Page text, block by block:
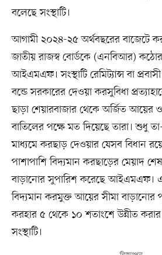
বলেছে সংস্থাটি।
আগামী ২০২৪-২৫ অর্থবছরের বাজেটে
জাতীয় রাজস্ব বোর্ডকে (এনবিআর) কঠোর
আইএমএফ। সংস্থাটি রেমিট্যান্স বা
বন্ডে সরকারের দেওয়া করসুবিধা
ছাড়া শেয়ারবাজার থেকে অর্জিত
বাতিলের পক্ষে মত দিয়েছে তারা। শুধু
মাধ্যমে করছাড় দেওয়ার যেসব বিধান
পাশাপাশি বিদ্যমান করছাড়ের মেয়াদ
বাড়ানোর সুপারিশ করেছে আইএমএফ। এ
বিদ্যমান করমুক্ত আয়ের সীমা বাড়ানোর
করহার ৫ থেকে ১০ শতাংশে উন্নীত করার
সংস্থাটি।